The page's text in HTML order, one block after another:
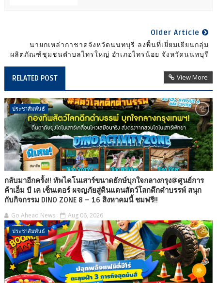
Older Article
นายกเหล่ากาชาดจังหวัดนนทบุรี ลงพื้นที่เยี่ยมเยียนกลุ่ม
ผลิตภัณฑ์ชุมชนตำบลไทรใหญ่ อำเภอไทรน้อย จังหวัดนนทบุรี
RELATED POST View More
ประชาสัมพันธ์
กลับมาอีกครั้ง!! ทัพไดโนเสาร์ขนาดยักษ์บุกใจกลางกรุง@ศูนย์การ
ค้าเอ็ม บี เค เซ็นเตอร์ ผจญภัยสู่ดินแดนสัตว์โลกดึกดำบรรพ์ สนุก
กับกิจกรรม DINO ZONE 8 – 16 สิงหาคมนี้ ชมฟรี!!
Go Ahead News Aug 06, 2026
ประชาสัมพันธ์